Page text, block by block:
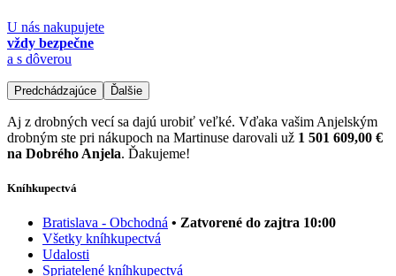
U nás nakupujete
vždy bezpečne
a s dôverou
Predchádzajúce Ďalšie
Aj z drobných vecí sa dajú urobiť veľké. Vďaka vašim Anjelským
drobným ste pri nákupoch na Martinuse darovali už 1 501 609,00 €
na Dobrého Anjela. Ďakujeme!
Kníhkupectvá
Bratislava - Obchodná • Zatvorené do zajtra 10:00
Všetky kníhkupectvá
Udalosti
Spriatelené kníhkupectvá